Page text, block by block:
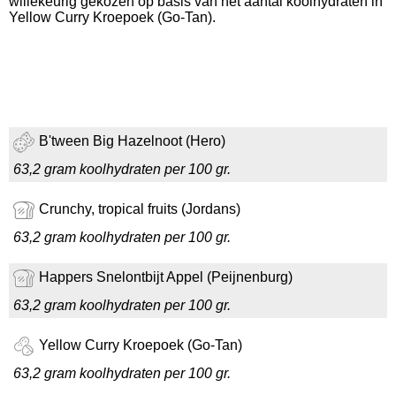
Yellow Curry Kroepoek (Go-Tan).
B'tween Big Hazelnoot (Hero)
63,2 gram koolhydraten per 100 gr.
Crunchy, tropical fruits (Jordans)
63,2 gram koolhydraten per 100 gr.
Happers Snelontbijt Appel (Peijnenburg)
63,2 gram koolhydraten per 100 gr.
Yellow Curry Kroepoek (Go-Tan)
63,2 gram koolhydraten per 100 gr.